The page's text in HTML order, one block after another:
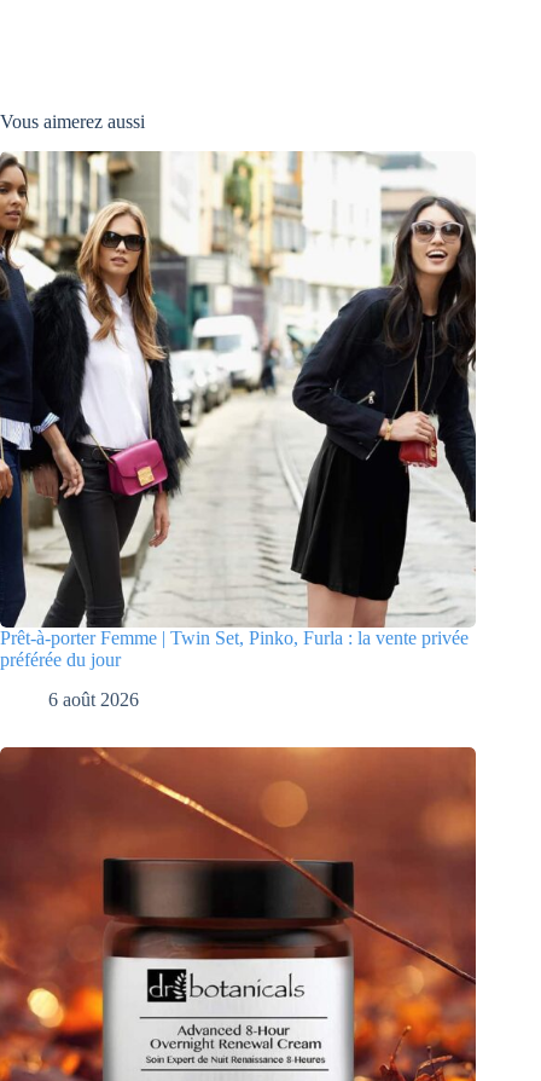
Vous aimerez aussi
Prêt-à-porter Femme | Twin Set, Pinko, Furla : la vente privée
préférée du jour
6 août 2026